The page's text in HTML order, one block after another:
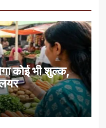
कोई भी शुल्क,